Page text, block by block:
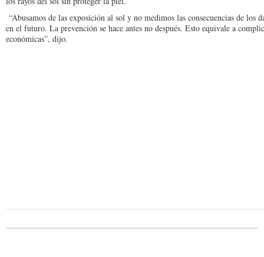
“Abusamos de las exposi­ción al sol y no medimos las consecuencias de los
en el futuro. La prevención se hace antes no después. Esto equivale a
económi­cas”, dijo.